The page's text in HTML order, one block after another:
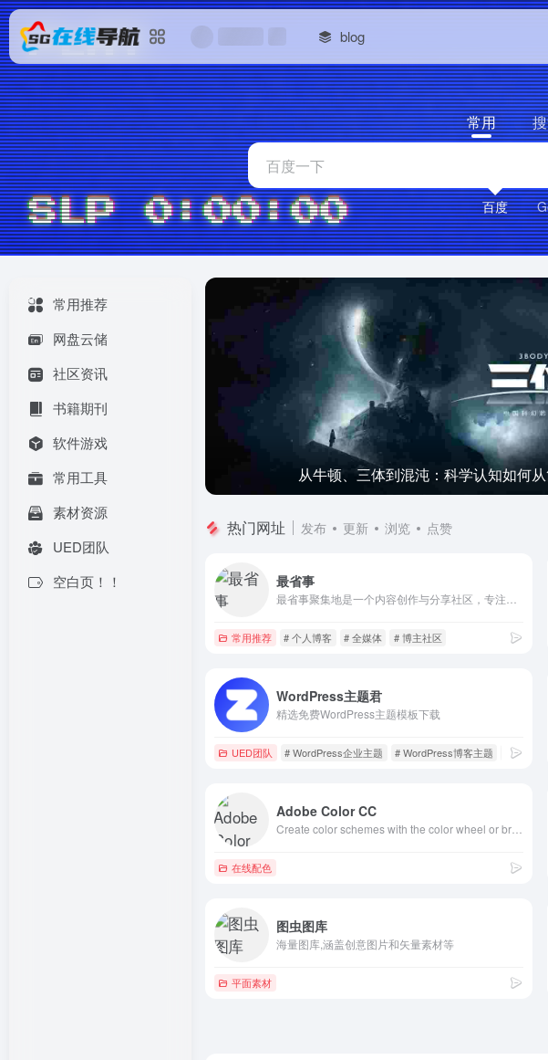
blog
常用推荐
网盘云储
社区资讯
书籍期刊
软件游戏
常用工具
素材资源
UED团队
空白页！！
常用
百度
遥不可及的角落 从牛顿、三体到混沌：科学认知如何
热门网址 发布 更新 浏览 点赞
最省事
常用推荐 # 个人博客 # 全媒体 # 博主社区
WordPress主题君
精选免费WordPress主题模板下载
UED团队 # WordPress企业主题 # WordPress博客主题 # 免费
Adobe Color CC
在线配色
图虫图库
海量图库,涵盖创意图片和矢量素材等
平面素材